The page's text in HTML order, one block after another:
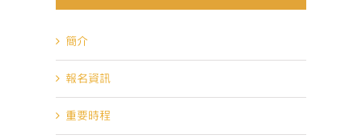
簡介
報名資訊
重要時程